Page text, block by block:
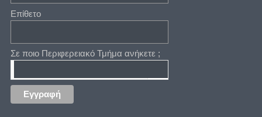
Επίθετο
Σε ποιο Περιφερειακό Τμήμα ανήκετε ;